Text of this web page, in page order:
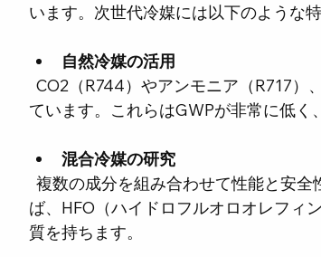
います。次世代冷媒には以下のような特
自然冷媒の活用
ています。これらはGWPが非常に低く
混合冷媒の研究
ば、HFO（ハイドロフルオロオレフィ
質を持ちます。